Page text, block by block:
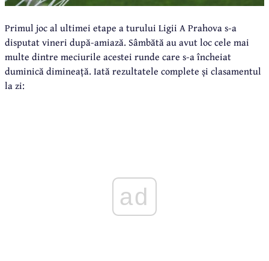
Primul joc al ultimei etape a turului Ligii A Prahova s-a
disputat vineri după-amiază. Sâmbătă au avut loc cele mai
multe dintre meciurile acestei runde care s-a încheiat
duminică dimineață. Iată rezultatele complete și clasamentul
la zi:
ad